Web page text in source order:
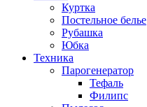
Куртка
Постельное белье
Рубашка
Юбка
Техника
Парогенератор
Тефаль
Филипс